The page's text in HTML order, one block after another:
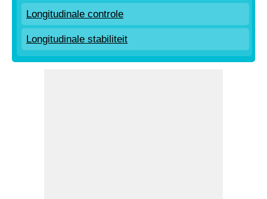
Longitudinale controle
Longitudinale stabiliteit